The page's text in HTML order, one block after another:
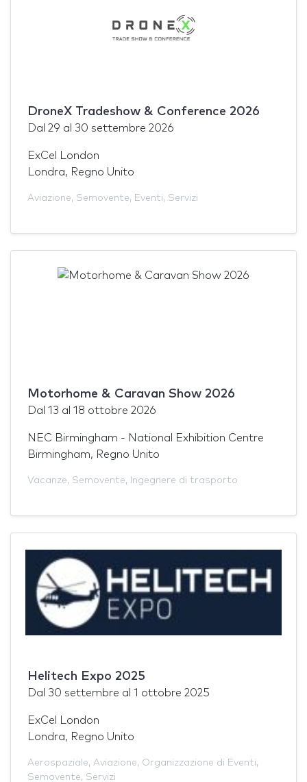
DroneX Tradeshow & Conference 2026
Dal 29 al 30 settembre 2026
ExCel London
Londra, Regno Unito
Aviazione, Semovente, Eventi, Servizi
Motorhome & Caravan Show 2026
Dal 13 al 18 ottobre 2026
NEC Birmingham - National Exhibition Centre
Birmingham, Regno Unito
Vacanze, Semovente, Ingegnere di trasporto
Helitech Expo 2025
Dal 30 settembre al 1 ottobre 2025
ExCel London
Londra, Regno Unito
Aerospaziale, Aviazione, Organizzazione di Eventi,
Semovente, Servizi